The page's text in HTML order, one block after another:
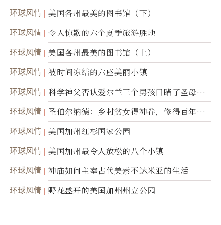
50周年
环球风情 美国各州最美的图书馆（下）
环球风情 令人惊歎的六个夏季旅游胜地
环球风情 美国各州最美的图书馆（上）
环球风情 被时间冻结的六座美丽小镇
环球风情
科学神父否认爱尔兰三个男孩目睹了圣母显
灵
环球风情
圣伯尔纳德：乡村贫女得神眷，修得百年不
腐身
环球风情 美国加州红杉国家公园
环球风情 美国加州最令人放松的八个小镇
环球风情 神庙如何主宰古代美索不达米亚的生活
环球风情 野花盛开的美国加州州立公园